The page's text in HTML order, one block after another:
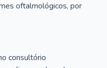
oftalmológicos, por
consultório